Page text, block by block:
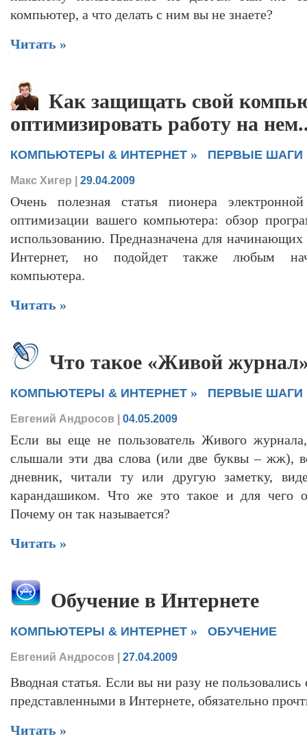
компьютер, а что делать с ним вы не знаете?
Читать »
Как защищать свой
оптимизировать работу на
КОМПЬЮТЕРЫ & ИНТЕРНЕТ » ПЕРВЫЕ ШАГИ
Макс Хигер | 29.04.2009
Очень полезная статья пионера
оптимизации вашего компьютера: обзор
использованию. Предназначена для начинающих
Интернет, но подойдет также любым
компьютера.
Читать »
Что такое «Живой журнал»
КОМПЬЮТЕРЫ & ИНТЕРНЕТ » ПЕРВЫЕ ШАГИ
Евгений Андросов | 04.05.2009
Если вы еще не пользователь Живого
слышали эти два слова (или две буквы – жж),
дневник, читали ту или другую заметку,
карандашиком. Что же это такое и для
Почему он так называется?
Читать »
Обучение в Интернете
КОМПЬЮТЕРЫ & ИНТЕРНЕТ » ОБУЧЕНИЕ
Евгений Андросов | 27.04.2009
Вводная статья. Если вы ни разу не
представленными в Интернете, обязательно
Читать »